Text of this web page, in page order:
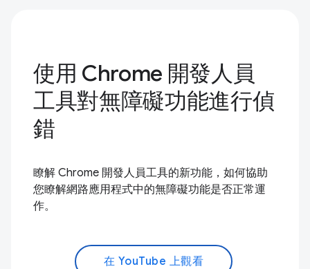
使用 Chrome 開發人員
工具對無障礙功能進行偵
錯
瞭解 Chrome 開發人員工具的新功能，如何協助
您瞭解網路應用程式中的無障礙功能是否正常運
作。
在 YouTube 上觀看